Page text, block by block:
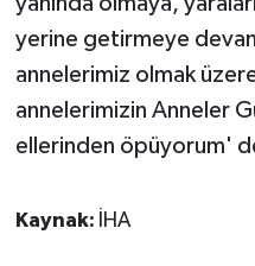
yerine getirmeye
annelerimiz olmak
annelerimizin Anneler
ellerinden öpüyorum'
Kaynak: İHA